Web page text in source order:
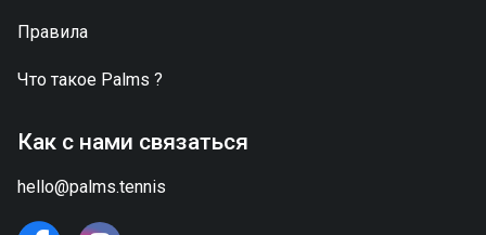
Правила
Что такое Palms ?
Как с нами связаться
hello@palms.tennis